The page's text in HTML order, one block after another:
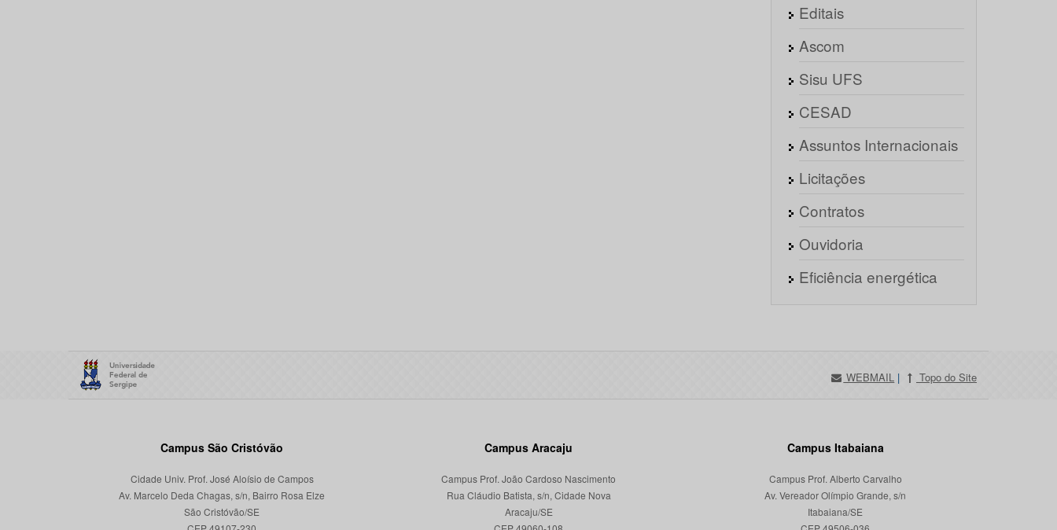
Editais
Ascom
Sisu UFS
CESAD
Assuntos Internacionais
Licitações
Contratos
Ouvidoria
Eficiência energética
WEBMAIL | Topo do Site
Campus São Cristóvão
Cidade Univ. Prof. José Aloísio de Campos
Av. Marcelo Deda Chagas, s/n, Bairro Rosa Elze
São Cristóvão/SE
Campus Aracaju
Campus Prof. João Cardoso Nascimento
Rua Cláudio Batista, s/n, Cidade Nova
Aracaju/SE
Campus Itabaiana
Campus Prof. Alberto Carvalho
Av. Vereador Olímpio Grande, s/n
Itabaiana/SE